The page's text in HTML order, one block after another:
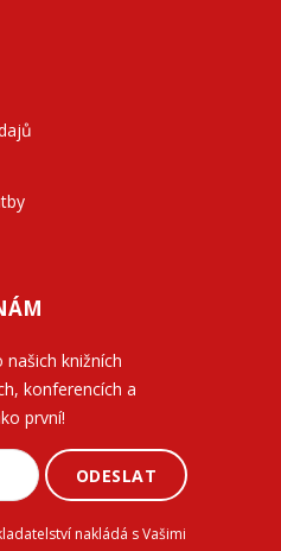
knižních
konferencích a
první!
ODESLAT
nakládá s Vašimi